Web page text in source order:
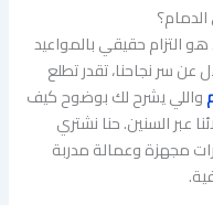
الدمام؟
التزام حقيقي بالمواعيد
عن سر نجاحنا، تقدر تطلع
واللي يشرح لك بوضوح كيف
عبر السنين. حنا نشتري
مجهزة وعمالة مدربة